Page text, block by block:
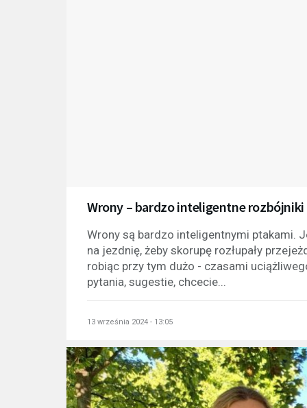
Wrony – bardzo inteligentne rozbójniki
Wrony są bardzo inteligentnymi ptakami.
na jezdnię, żeby skorupę rozłupały
robiąc przy tym dużo - czasami
pytania, sugestie, chcecie...
13 września 2024 - 13:05